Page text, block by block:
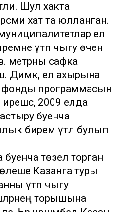
Шул хакта
хат та юлланган.
ел
үтәп чыгу өчен
метрны сафка
Димәк, ел ахырына
фонды программасын
ирешсә, 2009 елда
буенча
бирем үтәлә булып
төзелә торган
Казанга туры
үтәп чыгу
торышына